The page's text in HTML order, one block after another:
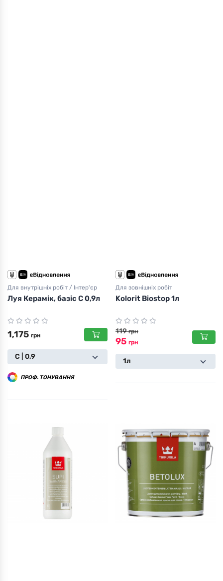
Для внутрішніх робіт / Інтер'єр
Луя Керамік, базіс C 0,9л
1,175 грн
С | 0,9
ПРОФ. ТОНУВАННЯ
Для зовнішніх робіт
Kolorit Biostop 1л
95 грн
119 грн
1л